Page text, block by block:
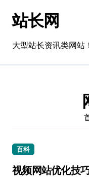
站长网
大型站长资讯类网站
百科
视频网站优化技